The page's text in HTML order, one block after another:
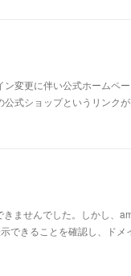
変更に伴い公式ホームペ
式ショップというリンク
ませんでした。しかし、
きることを確認し、ドメ